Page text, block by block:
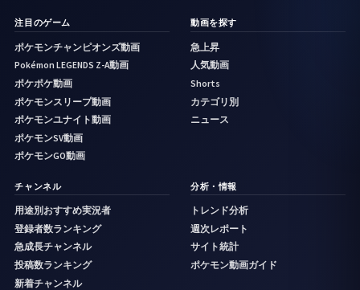
注目のゲーム
ポケモンチャンピオンズ動画
Pokémon LEGENDS Z-A動画
ポケポケ動画
ポケモンスリープ動画
ポケモンユナイト動画
ポケモンSV動画
ポケモンGO動画
動画を探す
急上昇
人気動画
Shorts
カテゴリ別
ニュース
チャンネル
用途別おすすめ実況者
登録者数ランキング
急成長チャンネル
投稿数ランキング
新着チャンネル
分析・情報
トレンド分析
週次レポート
サイト統計
ポケモン動画ガイド